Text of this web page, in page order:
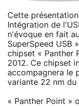
Cette
Intégration de
n'évoque en fait
SuperSpeed USB
chipset « Panther
2012. Ce chipset
accompagnera le
variante 22 nm du
« Panther Point »